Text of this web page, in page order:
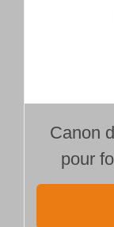
Canon
pour